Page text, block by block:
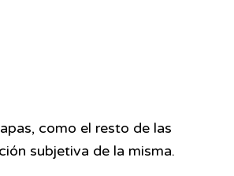
como el resto de las
subjetiva de la misma.